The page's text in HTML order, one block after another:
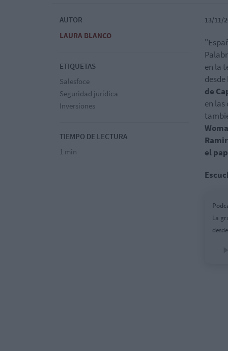
AUTOR
LAURA BLANCO
ETIQUETAS
Salesfoce
Seguridad jurídica
Inversiones
TIEMPO DE LECTURA
1 min
13/11/
en la
de
en
el
La